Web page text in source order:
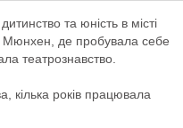
та юність в місті
Мюнхен, де пробувала себе
театрознавство.
кілька років працювала